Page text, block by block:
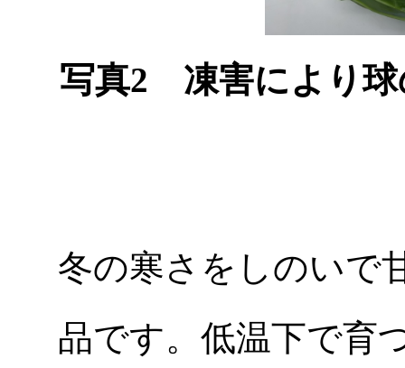
写真2 凍害により球
冬の寒さをしのいで
品です。低温下で育